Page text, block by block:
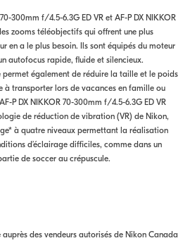
300mm f/4.5-6.3G ED VR et AF-P DX NIKKOR
zooms téléobjectifs qui offrent une plus
en a le plus besoin. Ils sont équipés du moteur
autofocus rapide, fluide et silencieux.
permet également de réduire la taille et le poids
à transporter lors de vacances en famille ou
P DX NIKKOR 70-300mm f/4.5-6.3G ED VR
de réduction de vibration (VR) de Nikon,
à quatre niveaux permettant la réalisation
d’éclairage difficiles, comme dans un
de soccer au crépuscule.
des vendeurs autorisés de Nikon Canada